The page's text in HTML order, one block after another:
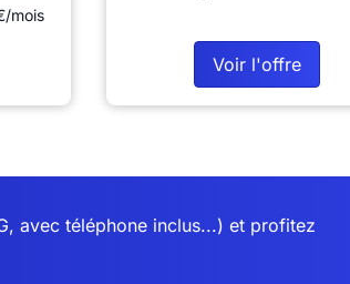
mois
Voir l'offre
avec téléphone inclus...) et profitez